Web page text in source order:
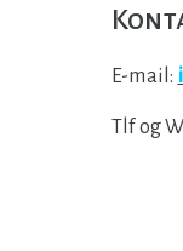
E-mail:
Tlf og